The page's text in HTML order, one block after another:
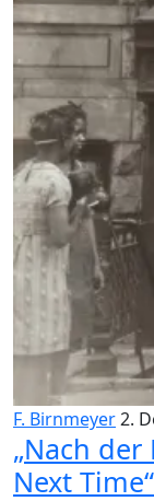
F. Birnmeyer2.
„Nach der
Next